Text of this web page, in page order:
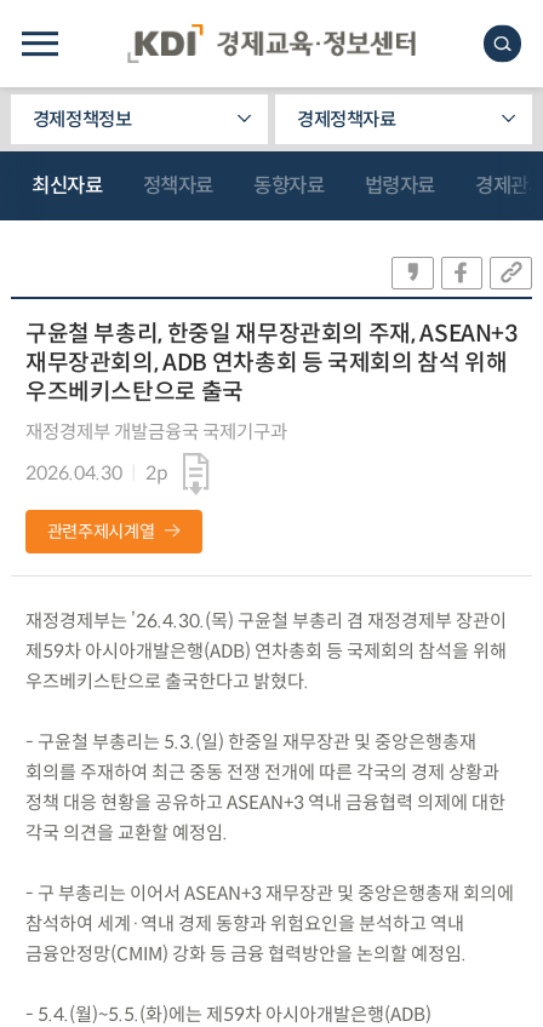
경제정책정보 경제정책자료
최신자료 정책자료 동향자료 법령자료 경제관
구윤철 부총리, 한중일 재무장관회의 주재, ASEAN+3
재무장관회의, ADB 연차총회 등 국제회의 참석 위해
우즈베키스탄으로 출국
재정경제부 개발금융국 국제기구과
2026.04.30
2p
관련주제시계열
재정경제부는 ’26.4.30.(목) 구윤철 부총리 겸 재정경제부 장관이
제59차 아시아개발은행(ADB) 연차총회 등 국제회의 참석을 위해
우즈베키스탄으로 출국한다고 밝혔다.
- 구윤철 부총리는 5.3.(일) 한중일 재무장관 및 중앙은행총재
회의를 주재하여 최근 중동 전쟁 전개에 따른 각국의 경제 상황과
정책 대응 현황을 공유하고 ASEAN+3 역내 금융협력 의제에 대한
각국 의견을 교환할 예정임.
- 구 부총리는 이어서 ASEAN+3 재무장관 및 중앙은행총재 회의에
참석하여 세계·역내 경제 동향과 위험요인을 분석하고 역내
금융안정망(CMIM) 강화 등 금융 협력방안을 논의할 예정임.
- 5.4.(월)~5.5.(화)에는 제59차 아시아개발은행(ADB)